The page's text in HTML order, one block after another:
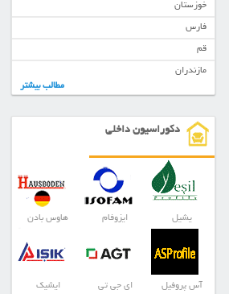
خوزستان
فارس
قم
مازندران
مطالب بیشتر
دکوراسیون داخلی
یشیل ایزوفام هاوس بادن
آس پروفیل ای جی تی ایشیک